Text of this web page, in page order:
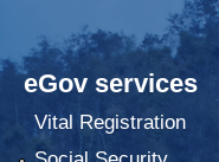
eGov services
Vital Registration